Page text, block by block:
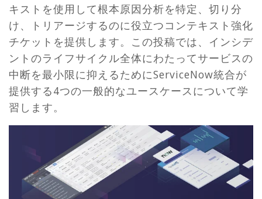
キストを使用して根本原因分析を特定、切り分
け、トリアージするのに役立つコンテキスト強化
チケットを提供します。この投稿では、インシデ
ントのライフサイクル全体にわたってサービスの
中断を最小限に抑えるためにServiceNow統合が
提供する4つの一般的なユースケースについて学
習します。